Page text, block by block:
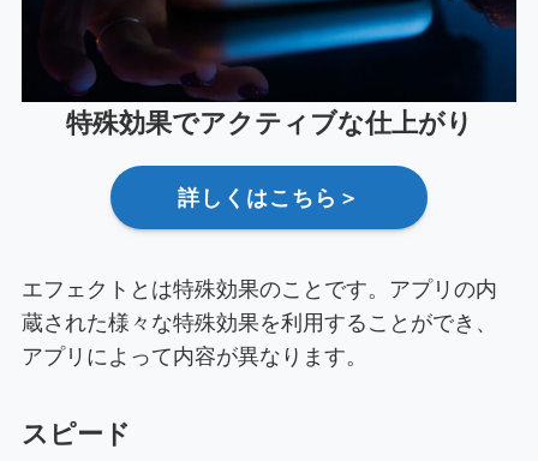
特殊効果でアクティブな仕上がり
詳しくはこちら＞
エフェクトとは特殊効果のことです。アプリの内
蔵された様々な特殊効果を利用することができ、
アプリによって内容が異なります。
スピード